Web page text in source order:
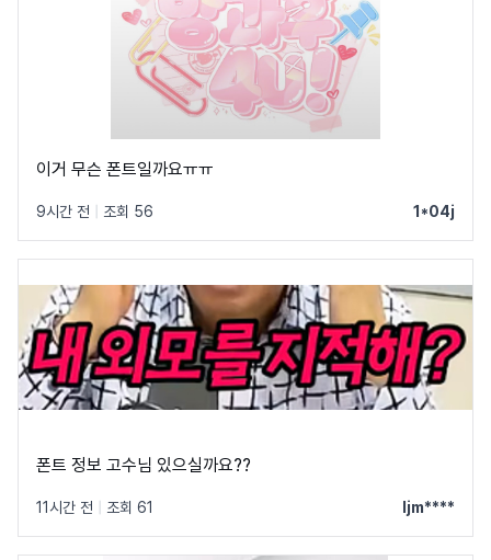
이거 무슨 폰트일까요ㅠㅠ
9시간 전 조회 56 1*04j
폰트 정보 고수님 있으실까요??
11시간 전 조회 61 ljm****